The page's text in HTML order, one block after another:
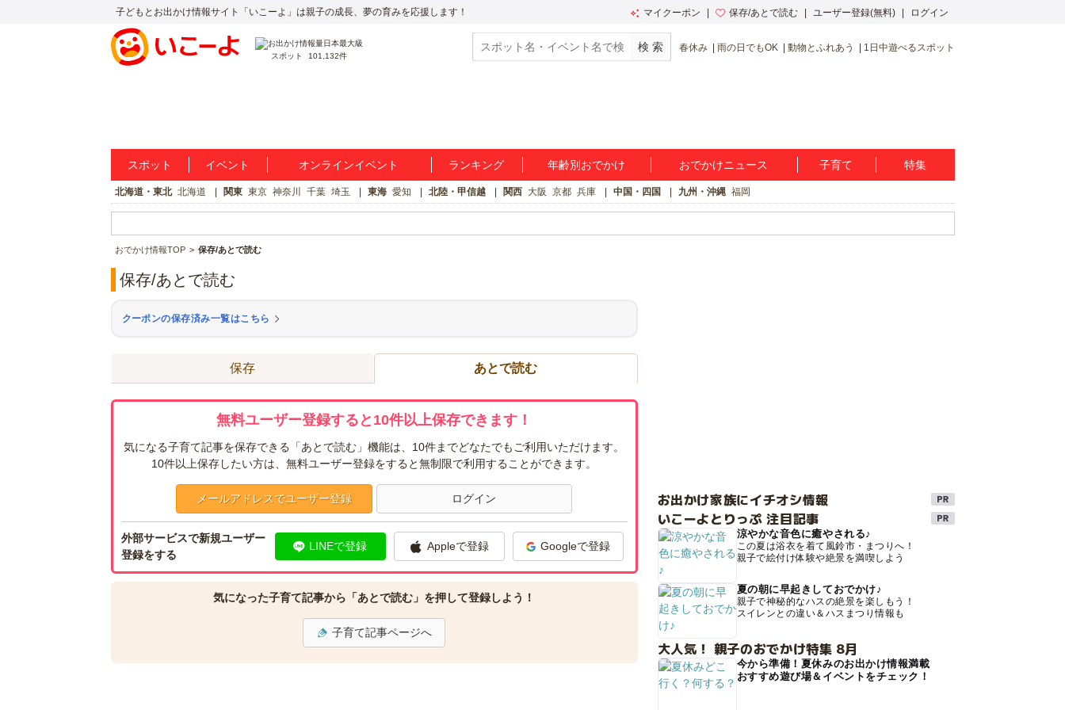
子どもとお出かけ情報サイト「いこーよ」は親子の成長、夢の育みを応援します！ マイクーポン 保存/あとで読む ユーザー登録(無料) ログイン
スポット 101,132件
春休み 雨の日でもOK 動物とふれあう 1日中遊べるスポット
スポット イベント オンラインイベント ランキング 年齢別おでかけ おでかけニュース 子育て 特集
北海道・東北 北海道 関東 東京 神奈川 千葉 埼玉 東海 愛知 北陸・甲信越 関西 大阪 京都 兵庫 中国・四国 九州・沖縄 福岡
おでかけ情報TOP 保存/あとで読む
保存/あとで読む
クーポンの保存済み一覧はこちら
保存 あとで読む
無料ユーザー登録すると10件以上保存できます！
気になる子育て記事を保存できる「あとで読む」機能は、10件までどなたでもご利用いただけます。
10件以上保存したい方は、無料ユーザー登録をすると無制限で利用することができます。
メールアドレスでユーザー登録 ログイン
外部サービスで新規ユーザー
登録をする
LINEで登録 Appleで登録 Googleで登録
気になった子育て記事から「あとで読む」を押して登録しよう！
子育て記事ページへ
お出かけ家族にイチオシ情報
いこーよとりっぷ 注目記事
涼やかな音色に癒やされる♪
この夏は浴衣を着て風鈴市・まつりへ！
親子で絵付け体験や絶景を満喫しよう
夏の朝に早起きしておでかけ♪
親子で神秘的なハスの絶景を楽しもう！
スイレンとの違い＆ハスまつり情報も
大人気！ 親子のおでかけ特集 8月
今から準備！夏休みのお出かけ情報満載
おすすめ遊び場＆イベントをチェック！